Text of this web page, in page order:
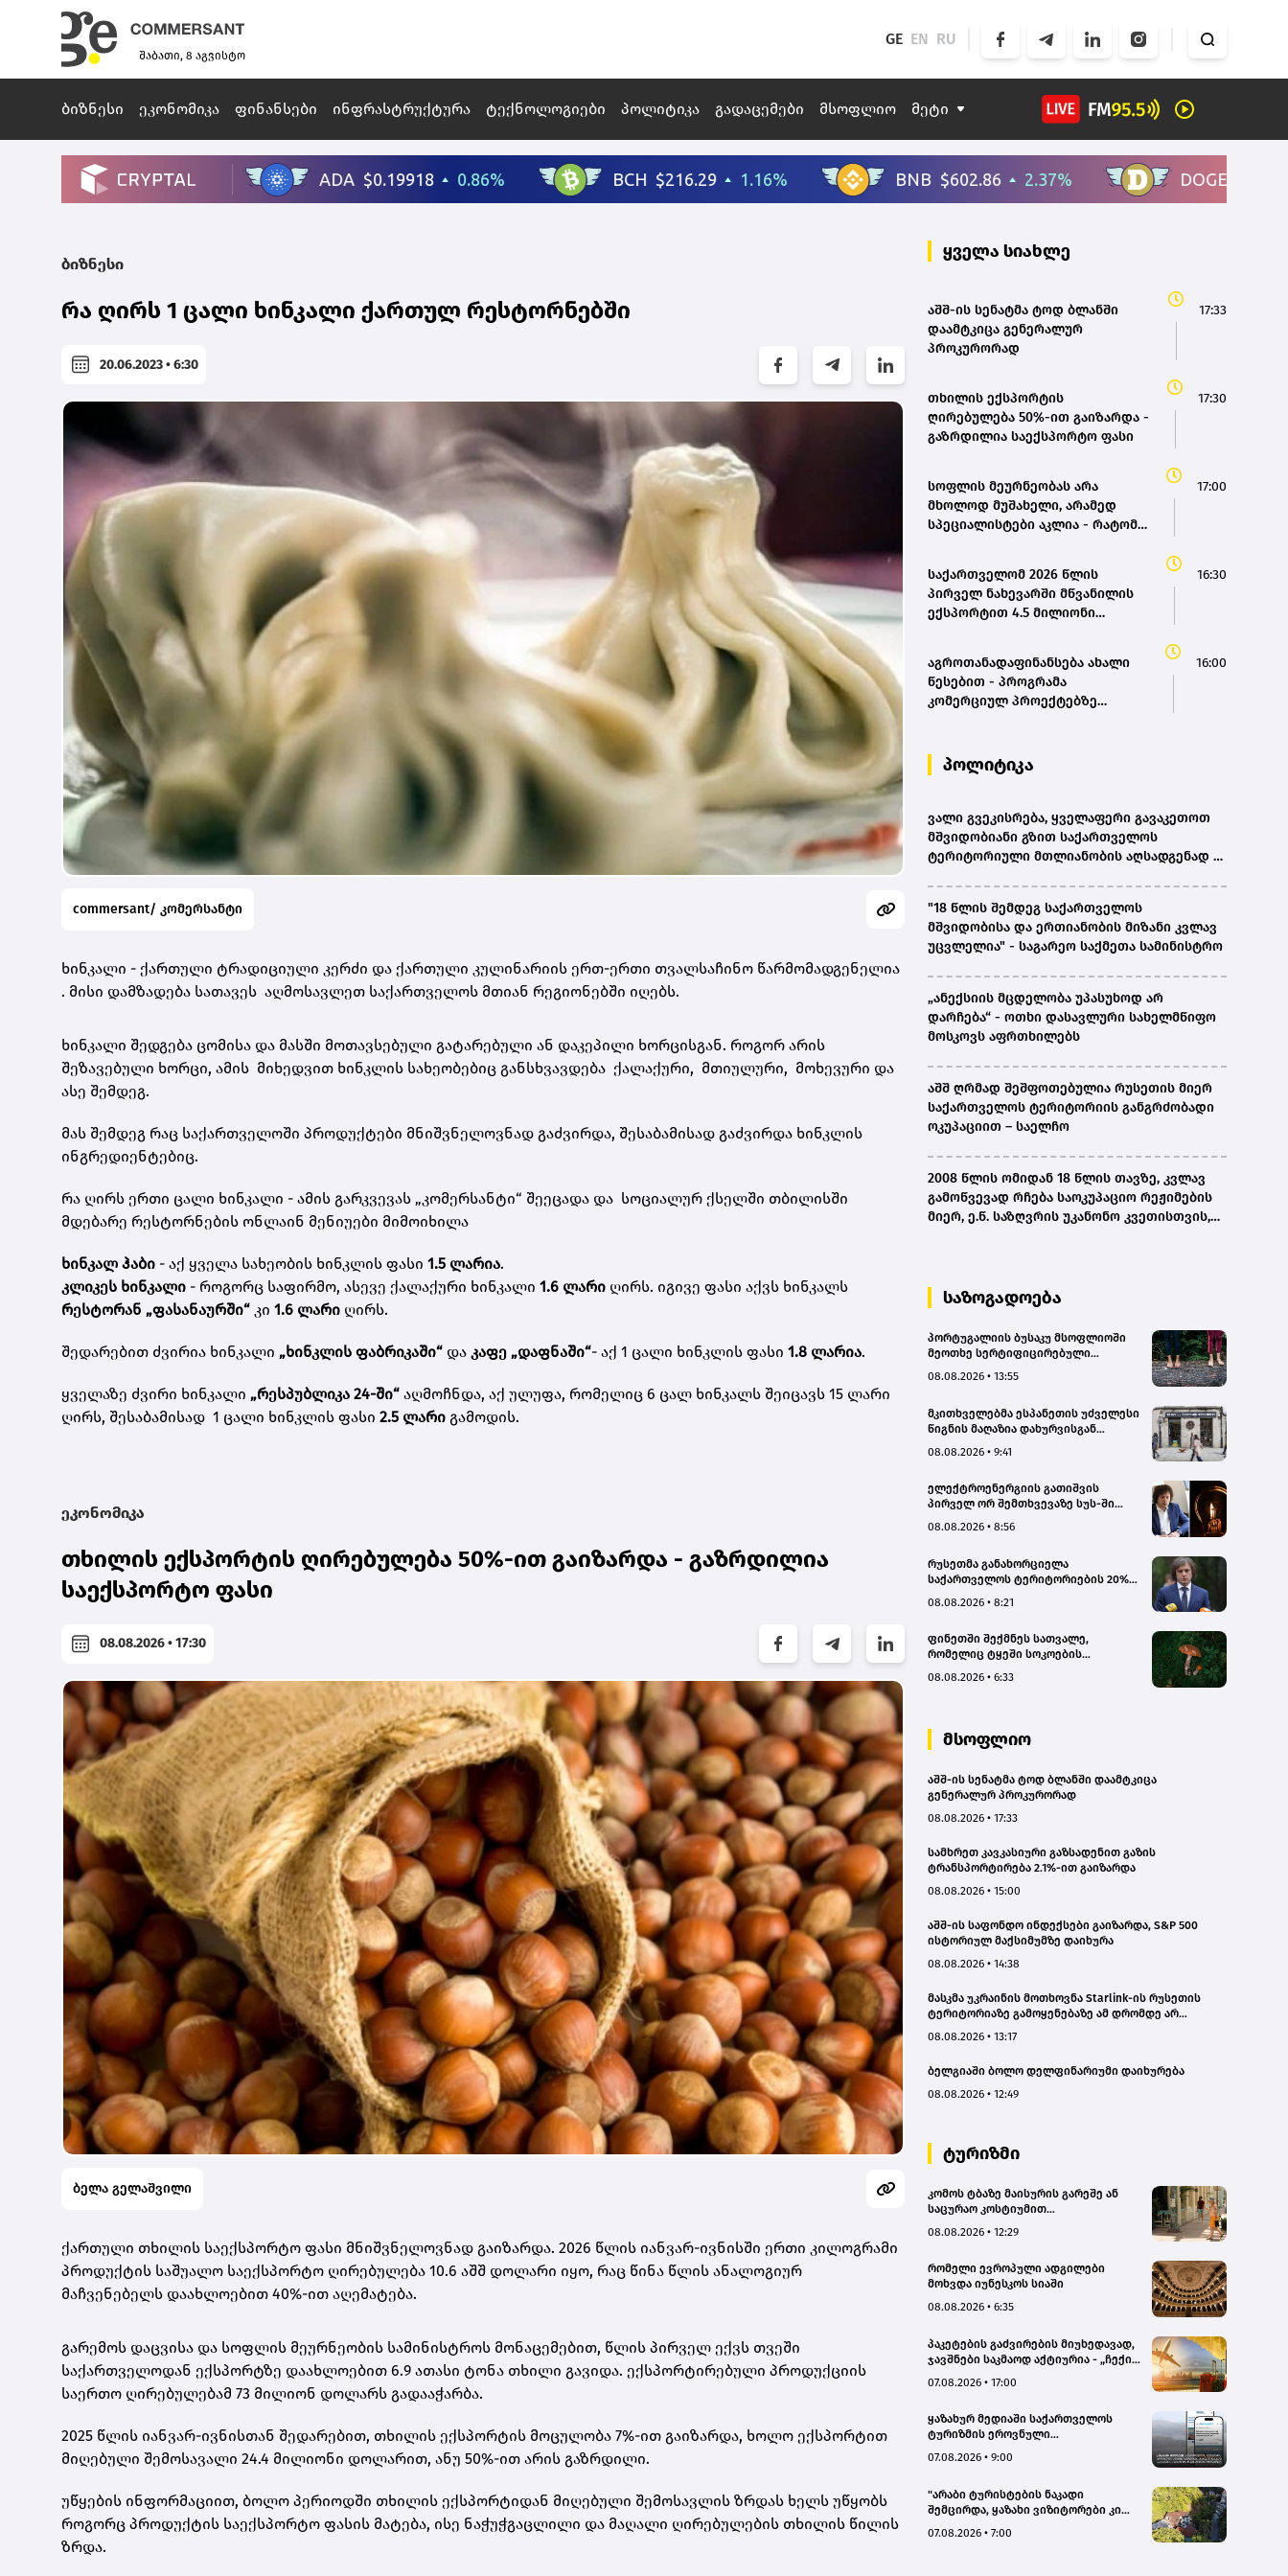
შაბათი, 8 აგვისტო
GE EN RU
ბიზნესი ეკონომიკა ფინანსები ინფრასტრუქტურა ტექნოლოგიები პოლიტიკა გადაცემები მსოფლიო მეტი
ბიზნესი
რა ღირს 1 ცალი ხინკალი ქართულ რესტორნებში
20.06.2023 • 6:30
commersant/ კომერსანტი
ხინკალი - ქართული ტრადიციული კერძი და ქართული კულინარიის ერთ-ერთი თვალსაჩინო წარმომადგენელია
. მისი დამზადება სათავეს აღმოსავლეთ საქართველოს მთიან რეგიონებში იღებს.
ხინკალი შედგება ცომისა და მასში მოთავსებული გატარებული ან დაკეპილი ხორცისგან. როგორ არის
შეზავებული ხორცი, ამის მიხედვით ხინკლის სახეობებიც განსხვავდება ქალაქური, მთიულური, მოხევური და
ასე შემდეგ.
მას შემდეგ რაც საქართველოში პროდუქტები მნიშვნელოვნად გაძვირდა, შესაბამისად გაძვირდა ხინკლის
ინგრედიენტებიც.
რა ღირს ერთი ცალი ხინკალი - ამის გარკვევას „კომერსანტი“ შეეცადა და სოციალურ ქსელში თბილისში
მდებარე რესტორნების ონლაინ მენიუები მიმოიხილა
ხინკალ ჰაბი - აქ ყველა სახეობის ხინკლის ფასი 1.5 ლარია.
კლიკეს ხინკალი - როგორც საფირმო, ასევე ქალაქური ხინკალი 1.6 ლარი ღირს. იგივე ფასი აქვს ხინკალს
რესტორან „ფასანაურში“ კი 1.6 ლარი ღირს.
შედარებით ძვირია ხინკალი „ხინკლის ფაბრიკაში“ და კაფე „დაფნაში“- აქ 1 ცალი ხინკლის ფასი 1.8 ლარია.
ყველაზე ძვირი ხინკალი „რესპუბლიკა 24-ში“ აღმოჩნდა, აქ ულუფა, რომელიც 6 ცალ ხინკალს შეიცავს 15 ლარი
ღირს, შესაბამისად 1 ცალი ხინკლის ფასი 2.5 ლარი გამოდის.
ეკონომიკა
თხილის ექსპორტის ღირებულება 50%-ით გაიზარდა - გაზრდილია
საექსპორტო ფასი
08.08.2026 • 17:30
ბელა გელაშვილი
ქართული თხილის საექსპორტო ფასი მნიშვნელოვნად გაიზარდა. 2026 წლის იანვარ-ივნისში ერთი კილოგრამი
პროდუქტის საშუალო საექსპორტო ღირებულება 10.6 აშშ დოლარი იყო, რაც წინა წლის ანალოგიურ
მაჩვენებელს დაახლოებით 40%-ით აღემატება.
გარემოს დაცვისა და სოფლის მეურნეობის სამინისტროს მონაცემებით, წლის პირველ ექვს თვეში
საქართველოდან ექსპორტზე დაახლოებით 6.9 ათასი ტონა თხილი გავიდა. ექსპორტირებული პროდუქციის
საერთო ღირებულებამ 73 მილიონ დოლარს გადააჭარბა.
2025 წლის იანვარ-ივნისთან შედარებით, თხილის ექსპორტის მოცულობა 7%-ით გაიზარდა, ხოლო ექსპორტით
მიღებული შემოსავალი 24.4 მილიონი დოლარით, ანუ 50%-ით არის გაზრდილი.
უწყების ინფორმაციით, ბოლო პერიოდში თხილის ექსპორტიდან მიღებული შემოსავლის ზრდას ხელს უწყობს
როგორც პროდუქტის საექსპორტო ფასის მატება, ისე ნაჭუჭგაცლილი და მაღალი ღირებულების თხილის წილის
ზრდა.
ყველა სიახლე
აშშ-ის სენატმა ტოდ ბლანში
დაამტკიცა გენერალურ
პროკურორად
17:33
თხილის ექსპორტის
ღირებულება 50%-ით გაიზარდა -
გაზრდილია საექსპორტო ფასი
17:30
სოფლის მეურნეობას არა
მხოლოდ მუშახელი, არამედ
სპეციალისტები აკლია - რატომ
17:00
საქართველომ 2026 წლის
პირველ ნახევარში მწვანილის
ექსპორტით 4.5 მილიონი
16:30
აგროთანადაფინანსება ახალი
წესებით - პროგრამა
კომერციულ პროექტებზე
16:00
პოლიტიკა
ვალი გვეკისრება, ყველაფერი გავაკეთოთ
მშვიდობიანი გზით საქართველოს
ტერიტორიული მთლიანობის აღსადგენად -
"18 წლის შემდეგ საქართველოს
მშვიდობისა და ერთიანობის მიზანი კვლავ
უცვლელია" - საგარეო საქმეთა სამინისტრო
„ანექსიის მცდელობა უპასუხოდ არ
დარჩება“ - ოთხი დასავლური სახელმწიფო
მოსკოვს აფრთხილებს
აშშ ღრმად შეშფოთებულია რუსეთის მიერ
საქართველოს ტერიტორიის განგრძობადი
ოკუპაციით – საელჩო
2008 წლის ომიდან 18 წლის თავზე, კვლავ
გამოწვევად რჩება საოკუპაციო რეჟიმების
მიერ, ე.წ. საზღვრის უკანონო კვეთისთვის,
სახალხო დამცველი
საზოგადოება
პორტუგალიის ბუსაკუ მსოფლიოში
მეოთხე სერტიფიცირებული
08.08.2026 • 13:55
მკითხველებმა ესპანეთის უძველესი
წიგნის მაღაზია დახურვისგან
08.08.2026 • 9:41
ელექტროენერგიის გათიშვის
პირველ ორ შემთხვევაზე სუს-ში
გათიშვას ჰქონდა კონკრეტული
სამუშაოები ენგურჰესზე - კობახიძე
08.08.2026 • 8:56
რუსეთმა განახორციელა
საქართველოს ტერიტორიების 20%-
რეჟიმის და „ნაცმოძრაობის“
გადაფარავს ამ დანაშაულს, ეს იყო
დანაშაული ჩვენი სახელმწიფოს
წინაშე - კობახიძე
08.08.2026 • 8:21
ფინეთში შექმნეს სათვალე,
რომელიც ტყეში სოკოების
08.08.2026 • 6:33
მსოფლიო
აშშ-ის სენატმა ტოდ ბლანში დაამტკიცა
გენერალურ პროკურორად
08.08.2026 • 17:33
სამხრეთ კავკასიური გაზსადენით გაზის
ტრანსპორტირება 2.1%-ით გაიზარდა
08.08.2026 • 15:00
აშშ-ის საფონდო ინდექსები გაიზარდა, S&P 500
ისტორიულ მაქსიმუმზე დაიხურა
08.08.2026 • 14:38
მასკმა უკრაინის მოთხოვნა Starlink-ის რუსეთის
ტერიტორიაზე გამოყენებაზე ამ დრომდე არ
08.08.2026 • 13:17
ბელგიაში ბოლო დელფინარიუმი დაიხურება
08.08.2026 • 12:49
ტურიზმი
კომოს ტბაზე მაისურის გარეშე ან
საცურაო კოსტიუმით
ევრომდე დააჯარიმებენ
08.08.2026 • 12:29
რომელი ევროპული ადგილები
მოხვდა იუნესკოს სიაში
08.08.2026 • 6:35
პაკეტების გაძვირების მიუხედავად,
ჯავშნები საკმაოდ აქტიურია - „ჩექინ
07.08.2026 • 17:00
ყაზახურ მედიაში საქართველოს
ტურიზმის ეროვნული
კამპანიის ფარგლებში სტატიები
07.08.2026 • 9:00
"არაბი ტურისტების ნაკადი
შემცირდა, ყაზახი ვიზიტორები კი
Hotel
07.08.2026 • 7:00